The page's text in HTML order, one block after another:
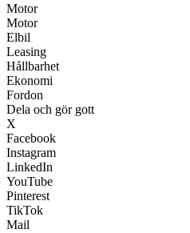
Motor
Motor
Elbil
Leasing
Hållbarhet
Ekonomi
Fordon
Dela och gör gott
X
Facebook
Instagram
LinkedIn
YouTube
Pinterest
TikTok
Mail